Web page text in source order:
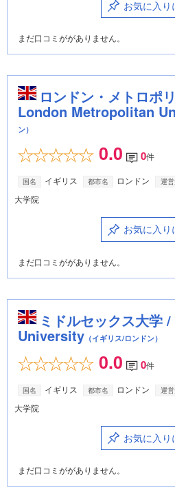
お気に入り
まだ口コミががありません。
ロンドン・メトロポ
London Metropolitan
ン）
0.0 0件
国名 イギリス 都市名 ロンドン 運
大学院
お気に入り
まだ口コミががありません。
ミドルセックス大学
University （イギリス/ロンドン）
0.0 0件
国名 イギリス 都市名 ロンドン 運
大学院
お気に入り
まだ口コミががありません。